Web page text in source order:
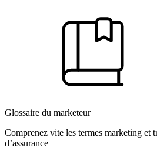
Glossaire du marketeur
Comprenez vite les termes marketing et
d’assurance